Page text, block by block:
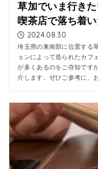
草加でいま行き
喫茶店で落ち着
2024.08.30
埼玉県の東南部に位置する
ョンによって造られたカフ
が多くあるのをご存知です
介します。ぜひご参考に、